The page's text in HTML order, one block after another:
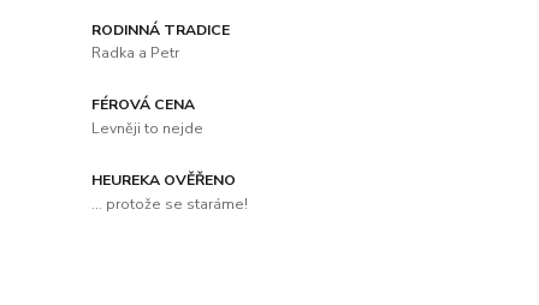
RODINNÁ TRADICE
Radka a Petr
FÉROVÁ CENA
Levněji to nejde
HEUREKA OVĚŘENO
... protože se staráme!